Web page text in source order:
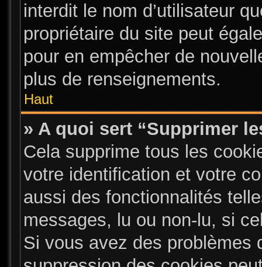
interdit le nom d’utilisateur
propriétaire du site peut
pour en empêcher de
plus de renseignements.
Haut
» A quoi sert “Supprimer
Cela supprime tous les
votre identification et votre
aussi des fonctionnalités
messages, lu ou non-lu, si
Si vous avez des problèmes